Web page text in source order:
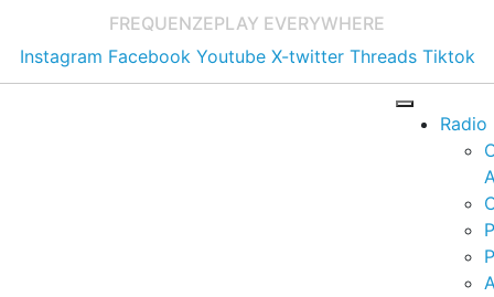
FREQUENZEPLAY EVERYWHERE
Instagram Facebook Youtube X-twitter Threads Tiktok
Radio